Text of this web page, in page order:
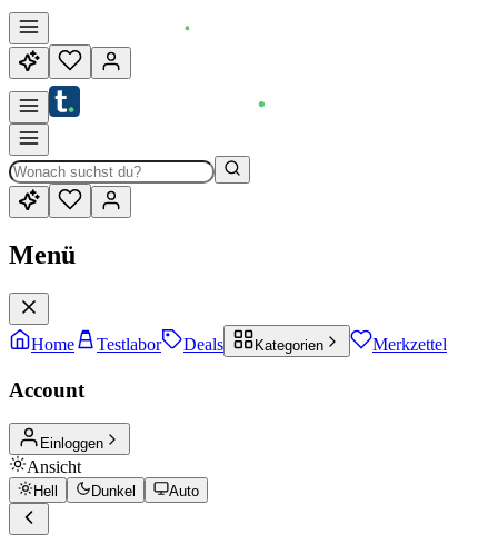
Menü
Home Testlabor Deals Kategorien Merkzettel
Account
Einloggen
Ansicht
Hell Dunkel Auto